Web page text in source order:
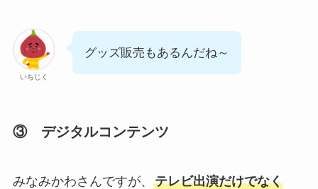
いちじく
グッズ販売もあるんだね～
③ デジタルコンテンツ
みなみかわさんですが、 テレビ出演だけでなく